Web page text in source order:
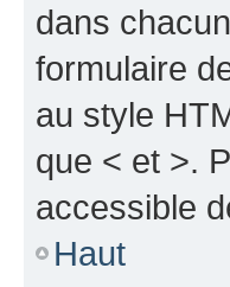
dans
formulaire
au style
que < et >.
accessible
Haut